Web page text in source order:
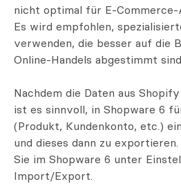
nicht optimal für E-
Es wird empfohlen,
verwenden, die besser auf die
Online-Handels abgestimmt
Nachdem die Daten aus
ist es sinnvoll, in Shopware 6
(Produkt, Kundenkonto, etc.)
und dieses dann zu
Sie im Shopware 6 unter
Import/Export.